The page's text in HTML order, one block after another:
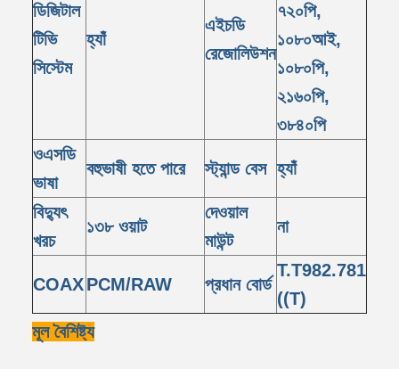
ডিজিটাল
টিভি
সিস্টেম
হ্যাঁ
এইচডি
রেজোলিউশন
৭২০পি,
১০৮০আই,
১০৮০পি,
২১৬০পি,
৩৮৪০পি
ওএসডি
ভাষা
বহুভাষী হতে পারে স্ট্যান্ড বেস হ্যাঁ
বিদ্যুৎ
খরচ
১৩৮ ওয়াট
দেওয়াল
মাউন্ট
না
COAXPCM/RAW প্রধান বোর্ড
T.T982.781
((T)
মূল বৈশিষ্ট্য